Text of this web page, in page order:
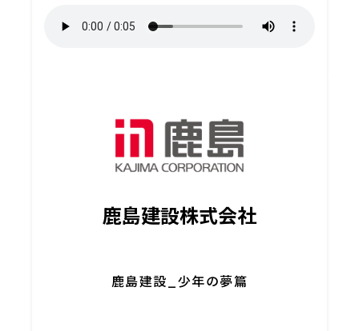
鹿島建設株式会社
鹿島建設_少年の夢篇